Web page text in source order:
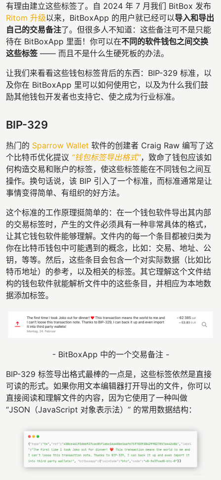
有理由建立这些标签了。自 2024 年 7 月我们 BitBox 发布
Ritom 升级以来，BitBoxApp 的用户就已经可以导入和导出
自己的交易备注了。但很多人不知道：这些备注可不是只能
待在 BitBoxApp 里面！你可以在不同的软件钱包之间交换
这些标签 —— 而且不是什么生硬死板的办法。
让我们来看看这些钱包标签背后的东西：BIP-329 标准，以
及你在 BitBoxApp 里可以如何使用它，以及为什么我们鼓
励其他钱包开发者也支持它、使之成为行业标准。
BIP-329
热门的 Sparrow Wallet 软件的创建者 Craig Raw 编写了这
个比特币优化提议 “钱包标签导出格式”，致命了钱包应该如
何构造交易和账户的标签，使这些标签能在不同钱包之间互
操作。换句话说，该 BIP 引入了一个标准，而标准通常是让
事情变得简单、有组织的好方法。
这个标准的工作原理挺简单的：在一个钱包软件导出其内部
的交易标签时，产生的文件必须具有一种非常具体的格式，
让其它钱包软件能够理解。文件内的每一个条目都被归类为
你在比特币钱包中可能遇到的概念，比如：交易、地址、公
钥，等等。然后，这些条目会包含一个对实际数据（比如比
特币地址）的参考，以及相关的标签。其它理解这个文件结
构的钱包软件就能解析文件中的这些条目，并相应为本地数
据添加标签。
- BitBoxApp 中的一个交易备注 -
BIP-329 标签导出格式最棒的一点是，这些标签依然是直接
可读的形式。如果你用文本编辑器打开导出的文件，你可以
直接阅读和理解文件的内容，因为它使用了一种叫做
“JSON（JavaScript 对象表示法）” 的常用数据结构：